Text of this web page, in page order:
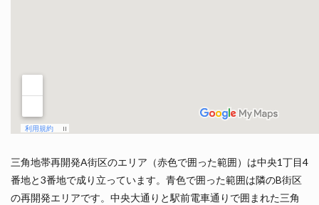
三角地帯再開発A街区のエリア（赤色で囲った範囲）は中央1丁目4
番地と3番地で成り立っています。青色で囲った範囲は隣のB街区
の再開発エリアです。中央大通りと駅前電車通りで囲まれた三角